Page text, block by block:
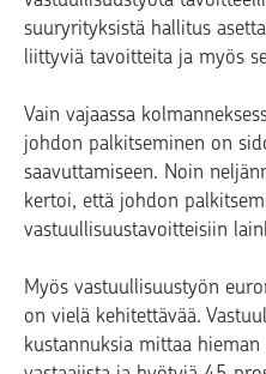
suuryrityksistä hallitus
liittyviä tavoitteita ja myös
Vain vajaassa
johdon palkitseminen on
saavuttamiseen. Noin
kertoi, että johdon
vastuullisuustavoitteisiin
Myös vastuullisuustyön
on vielä kehitettävää.
kustannuksia mittaa